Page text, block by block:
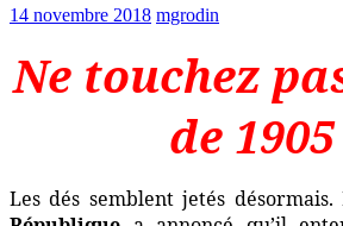
14 novembre 2018 mgrodin
Ne touchez
de
Les dés semblent jetés